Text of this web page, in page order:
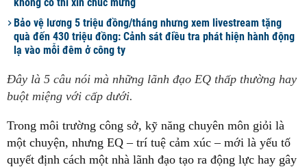
Bảo vệ lương 5 triệu đồng/tháng nhưng xem livestream tặng
quà đến 430 triệu đồng: Cảnh sát điều tra phát hiện hành động
lạ vào mỗi đêm ở công ty
Đây là 5 câu nói mà những lãnh đạo EQ thấp thường hay
buột miệng với cấp dưới.
Trong môi trường công sở, kỹ năng chuyên môn giỏi là
một chuyện, nhưng EQ – trí tuệ cảm xúc – mới là yếu tố
quyết định cách một nhà lãnh đạo tạo ra động lực hay gây